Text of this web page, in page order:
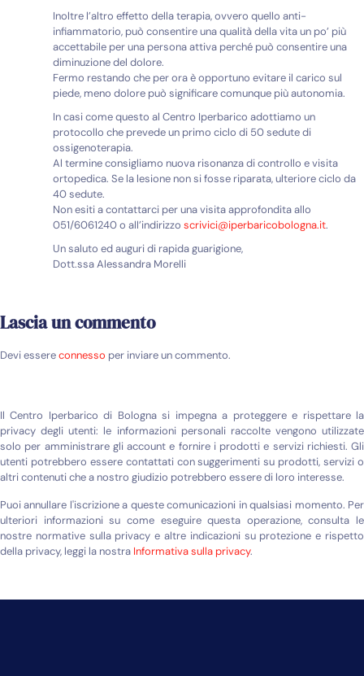
Inoltre l’altro effetto della terapia, ovvero quello anti-
infiammatorio, può consentire una qualità della vita un po’ più
accettabile per una persona attiva perché può consentire una
diminuzione del dolore.
Fermo restando che per ora è opportuno evitare il carico sul
piede, meno dolore può significare comunque più autonomia.
In casi come questo al Centro Iperbarico adottiamo un
protocollo che prevede un primo ciclo di 50 sedute di
ossigenoterapia.
Al termine consigliamo nuova risonanza di controllo e visita
ortopedica. Se la lesione non si fosse riparata, ulteriore ciclo da
40 sedute.
Non esiti a contattarci per una visita approfondita allo
051/6061240 o all’indirizzo scrivici@iperbaricobologna.it.
Un saluto ed auguri di rapida guarigione,
Dott.ssa Alessandra Morelli
Lascia un commento
Devi essereconnesso per inviare un commento.
Il Centro Iperbarico di Bologna si impegna a proteggere e rispettare la
privacy degli utenti: le informazioni personali raccolte vengono utilizzate
solo per amministrare gli account e fornire i prodotti e servizi richiesti. Gli
utenti potrebbero essere contattati con suggerimenti su prodotti, servizi o
altri contenuti che a nostro giudizio potrebbero essere di loro interesse.
Puoi annullare l'iscrizione a queste comunicazioni in qualsiasi momento. Per
ulteriori informazioni su come eseguire questa operazione, consulta le
nostre normative sulla privacy e altre indicazioni su protezione e rispetto
della privacy, leggi la nostra Informativa sulla privacy.